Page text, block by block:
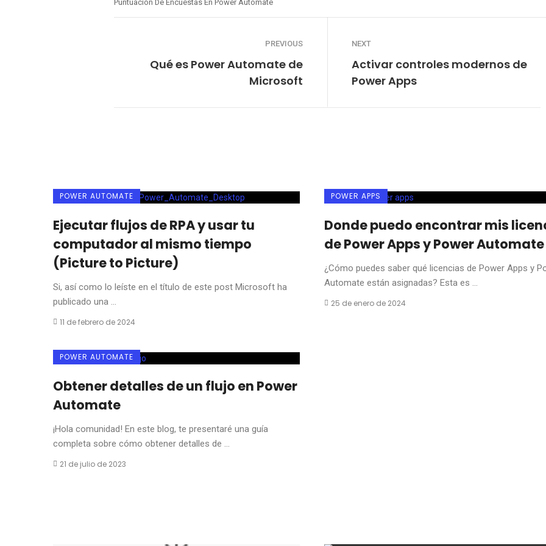
Puntuación De Encuestas En Power Automate
PREVIOUS
Qué es Power Automate de
Microsoft
NEXT
Activar controles modernos de
Power Apps
POWER AUTOMATE
Ejecutar flujos de RPA y usar tu
computador al mismo tiempo
(Picture to Picture)
Si, así como lo leíste en el título de este post Microsoft ha
publicado una ...
11 de febrero de 2024
POWER APPS
Donde puedo encontrar mis
de Power Apps y Power Automate
¿Cómo puedes saber qué licencias de Power Apps y
Automate están asignadas? Esta es ...
25 de enero de 2024
POWER AUTOMATE
Obtener detalles de un flujo en Power
Automate
¡Hola comunidad! En este blog, te presentaré una guía
completa sobre cómo obtener detalles de ...
21 de julio de 2023